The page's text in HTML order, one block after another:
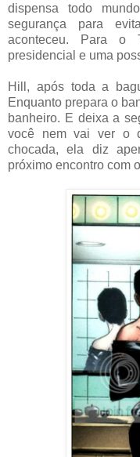
dispensa todo
segurança para
aconteceu. Para o
presidencial e uma
Hill, após toda a
Enquanto prepara o
banheiro. E deixa a
você nem vai ver o
chocada, ela diz
próximo encontro com